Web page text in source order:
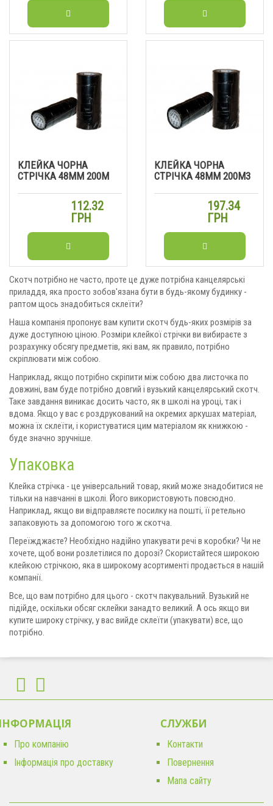
КЛЕЙКА ЧОРНА
СТРІЧКА 48ММ 200М
112.32
ГРН
КЛЕЙКА ЧОРНА
СТРІЧКА 48ММ 200М3
197.34
ГРН
Скотч потрібно не часто, проте це дуже потрібна канцелярські
приладдя, яка просто зобов'язана бути в будь-якому будинку -
раптом щось знадобиться склеїти?
Наша компанія пропонує вам купити скотч будь-яких розмірів за
дуже доступною ціною. Розміри клейкої стрічки ви вибираєте з
розрахунку обсягу предметів, які вам, як правило, потрібно
скріплювати між собою.
Наприклад, якщо потрібно скріпити між собою два листочка по
довжині, вам буде потрібно довгий і вузький канцелярський скотч.
Таке завдання виникає досить часто, як в школі на уроці, так і
вдома. Якщо у вас є роздрукований на окремих аркушах матеріал,
можна їх склеїти, і користуватися цим матеріалом як книжкою -
буде значно зручніше.
Упаковка
Клейка стрічка - це універсальний товар, який може знадобитися не
тільки на навчанні в школі. Його використовують повсюдно.
Наприклад, якщо ви відправляєте посилку на пошті, її ретельно
запаковують за допомогою того ж скотча.
Переїжджаєте? Необхідно надійно упакувати речі в коробки? Чи не
хочете, щоб вони розлетілися по дорозі? Скористайтеся широкою
клейкою стрічкою, яка в широкому асортименті продається в нашій
компанії.
Все, що вам потрібно для цього - скотч пакувальний. Вузький не
підійде, оскільки обсяг склейки занадто великий. А ось якщо ви
купите широку стрічку, у вас вийде склеїти (упакувати) все, що
потрібно.
Про компанію
Інформація про доставку
CЛУЖБИ
Контакти
Повернення
Мапа сайту